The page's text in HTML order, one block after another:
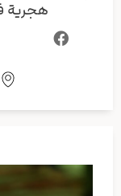
هجرية